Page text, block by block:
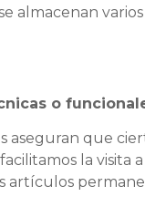
almacenan
o
aseguran que
la visita
artículos